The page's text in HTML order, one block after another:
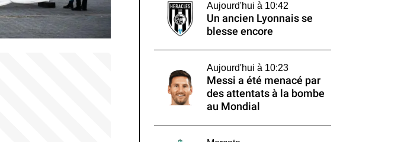
Aujourd'hui à 10:42
Un ancien Lyonnais se
blesse encore
Aujourd'hui à 10:23
Messi a été menacé par
des attentats à la bombe
au Mondial